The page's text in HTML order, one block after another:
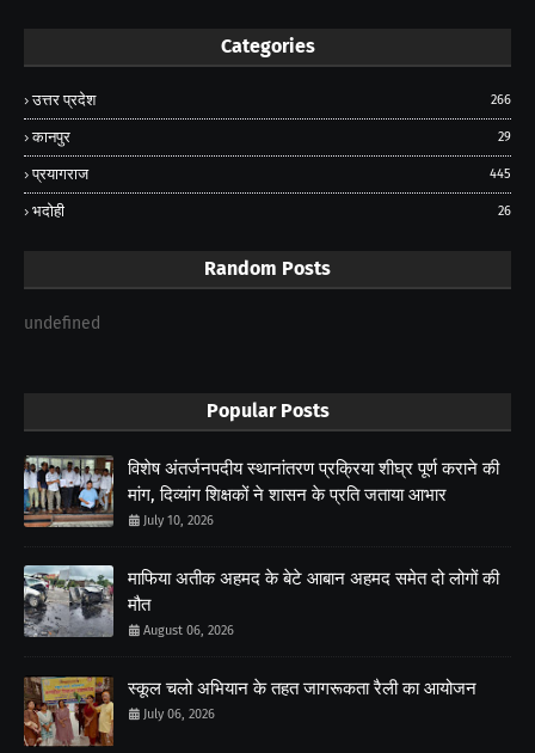
Categories
उत्तर प्रदेश 266
कानपुर 29
प्रयागराज 445
भदोही 26
Random Posts
undefined
Popular Posts
विशेष अंतर्जनपदीय स्थानांतरण प्रक्रिया शीघ्र पूर्ण कराने की
मांग, दिव्यांग शिक्षकों ने शासन के प्रति जताया आभार
July 10, 2026
माफिया अतीक अहमद के बेटे आबान अहमद समेत दो लोगों की
मौत
August 06, 2026
स्कूल चलो अभियान के तहत जागरूकता रैली का आयोजन
July 06, 2026